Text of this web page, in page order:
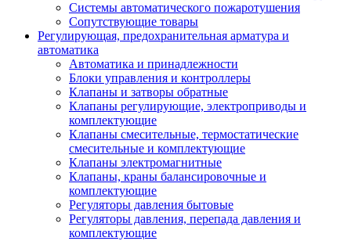
Системы автоматического пожаротушения
Сопутствующие товары
Регулирующая, предохранительная арматура и
автоматика
Автоматика и принадлежности
Блоки управления и контроллеры
Клапаны и затворы обратные
Клапаны регулирующие, электроприводы и
комплектующие
Клапаны смесительные, термостатические
смесительные и комплектующие
Клапаны электромагнитные
Клапаны, краны балансировочные и
комплектующие
Регуляторы давления бытовые
Регуляторы давления, перепада давления и
комплектующие